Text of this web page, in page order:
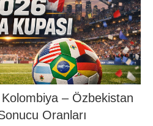
– Özbekistan
Oranları